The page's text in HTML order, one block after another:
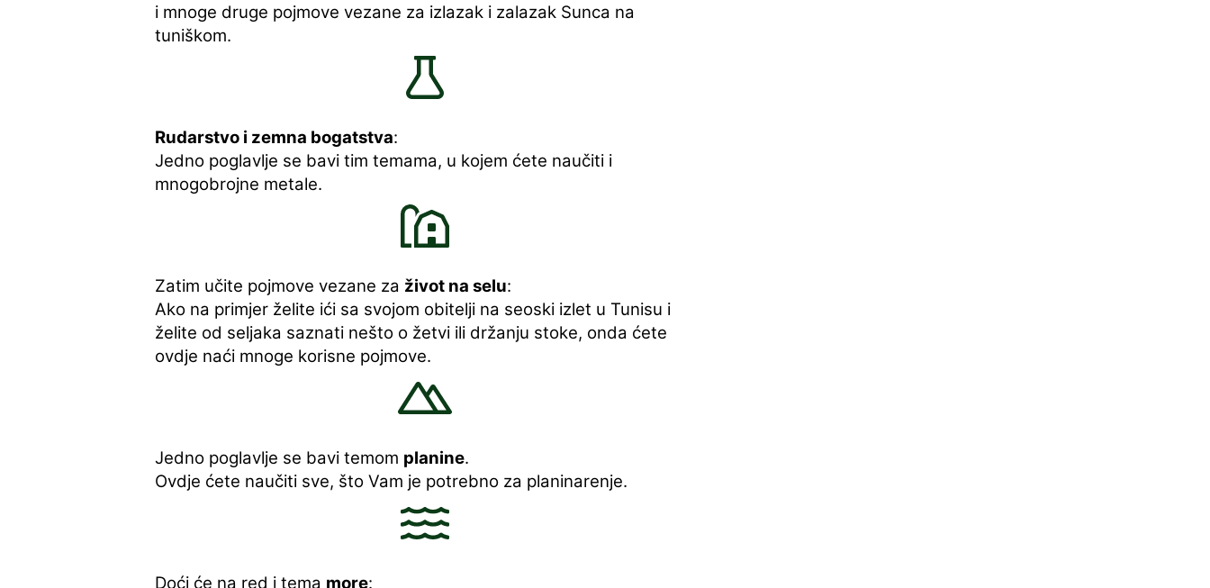
i mnoge druge pojmove vezane za izlazak i zalazak Sunca na
tuniškom.
Rudarstvo i zemna bogatstva:
Jedno poglavlje se bavi tim temama, u kojem ćete naučiti i
mnogobrojne metale.
Zatim učite pojmove vezane za život na selu:
Ako na primjer želite ići sa svojom obitelji na seoski izlet u Tunisu i
želite od seljaka saznati nešto o žetvi ili držanju stoke, onda ćete
ovdje naći mnoge korisne pojmove.
Jedno poglavlje se bavi temom planine.
Ovdje ćete naučiti sve, što Vam je potrebno za planinarenje.
Doći će na red i tema more: